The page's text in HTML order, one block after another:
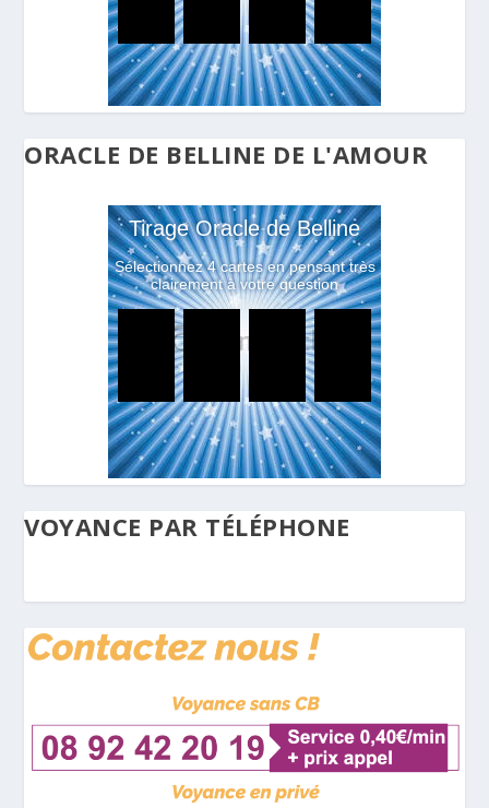
ORACLE DE BELLINE DE L'AMOUR
VOYANCE PAR TÉLÉPHONE